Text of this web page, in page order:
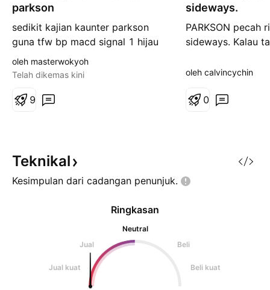
parkson
sedikit kajian kaunter parkson
guna tfw bp macd signal 1 hijau
cross up purple +signal 2 hijau
cross up 0 line bp super v5 ema
kendel bullish guna bodtl follow
oleh masterwokyoh
Telah dikemas kini
9
sideways.
PARKSON pecah
sideways. Kalau
resistance +
#ARTTpick
oleh calvincychin
0
Teknikal
Kesimpulan dari cadangan penunjuk.
Ringkasan
Neutral
Jual
Beli
Jual kuat Beli kuat